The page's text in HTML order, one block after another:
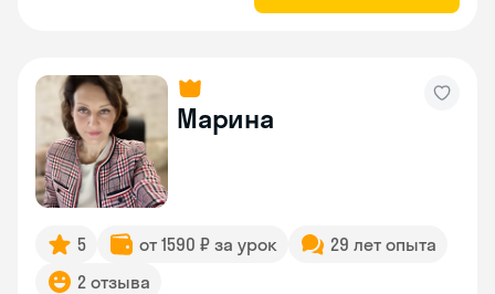
Марина
5 от 1590 ₽ за урок
29 лет опыта
2 отзыва